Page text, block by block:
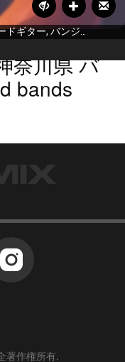
ター, バンジョー
奈川県 バ
bands
著作権所有.